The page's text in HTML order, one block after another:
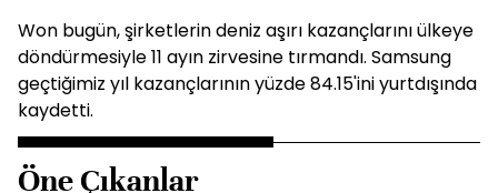
Won bugün, şirketlerin deniz aşırı kazançlarını ülkeye
döndürmesiyle 11 ayın zirvesine tırmandı. Samsung
geçtiğimiz yıl kazançlarının yüzde 84.15'ini yurtdışında
kaydetti.
Öne Çıkanlar